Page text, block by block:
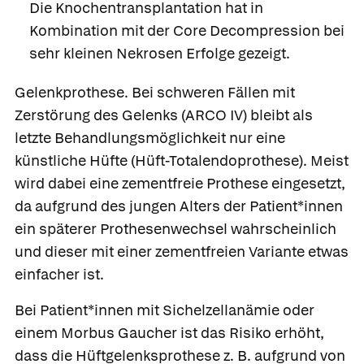
Die Knochentransplantation hat in
Kombination mit der Core Decompression bei
sehr kleinen Nekrosen Erfolge gezeigt.
Gelenkprothese. Bei schweren Fällen mit
Zerstörung des Gelenks (ARCO IV) bleibt als
letzte Behandlungsmöglichkeit nur eine
künstliche Hüfte (Hüft-Totalendoprothese). Meist
wird dabei eine zementfreie Prothese eingesetzt,
da aufgrund des jungen Alters der Patient*innen
ein späterer Prothesenwechsel wahrscheinlich
und dieser mit einer zementfreien Variante etwas
einfacher ist.
Bei Patient*innen mit Sichelzellanämie oder
einem Morbus Gaucher ist das Risiko erhöht,
dass die Hüftgelenksprothese z. B. aufgrund von